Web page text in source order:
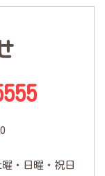
・日曜・祝日